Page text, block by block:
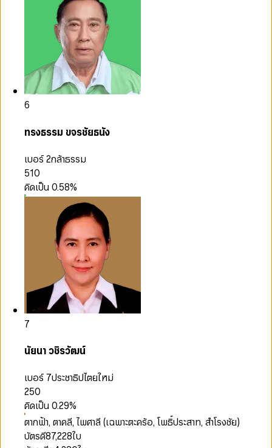
6
ทรงธรรม ขจรชัยธนัง
เบอร์ 2กล้าธรรม
510
คิดเป็น0.58%
7
นัยนา วชิรวัฒน์
เบอร์ 7ประชาธิปไตยใหม่
250
คิดเป็น0.29%
ตากฟ้า, ตาคลี, ไพศาลี (เฉพาะตะคร้อ, โพธิ์ประสาท, สำโรงชัย)
บัตรดี87,228ใบ